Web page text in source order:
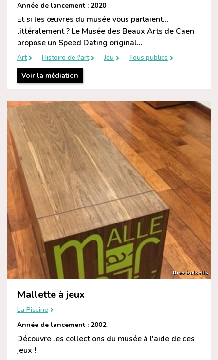
Année de lancement : 2020
Et si les œuvres du musée vous parlaient…
littéralement ? Le Musée des Beaux Arts de Caen
propose un Speed Dating original...
Art Histoire de l'art Jeu
Tous publics
Voir la médiation
theo balcells
Mallette à jeux
La Piscine
Année de lancement : 2002
Découvre les collections du musée à l'aide de ces
jeux !